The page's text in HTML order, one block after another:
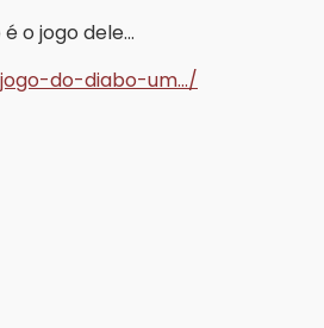
o jogo dele...
do-diabo-um.../